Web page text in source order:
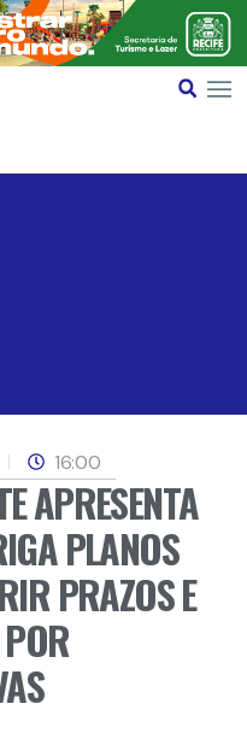
16:00
APRESENTA
PLANOS
PRAZOS E